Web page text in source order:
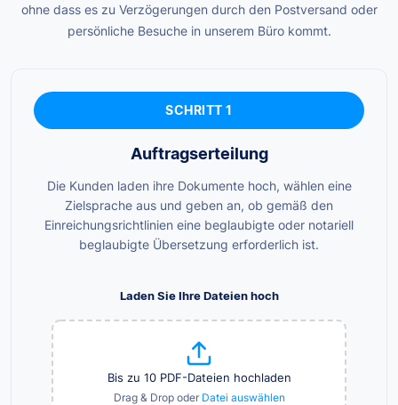
ohne dass es zu Verzögerungen durch den Postversand oder
persönliche Besuche in unserem Büro kommt.
SCHRITT 1
Auftragserteilung
Die Kunden laden ihre Dokumente hoch, wählen eine
Zielsprache aus und geben an, ob gemäß den
Einreichungsrichtlinien eine beglaubigte oder notariell
beglaubigte Übersetzung erforderlich ist.
Laden Sie Ihre Dateien hoch
Bis zu 10 PDF-Dateien hochladen
Drag & Drop oder Datei auswählen